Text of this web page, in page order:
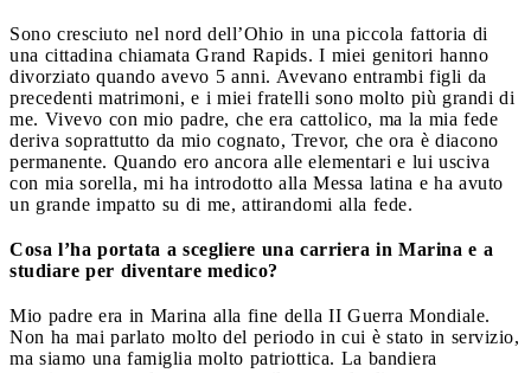
Sono cresciuto nel nord dell’Ohio in una piccola fattoria di
una cittadina chiamata Grand Rapids. I miei genitori hanno
divorziato quando avevo 5 anni. Avevano entrambi figli da
precedenti matrimoni, e i miei fratelli sono molto più grandi di
me. Vivevo con mio padre, che era cattolico, ma la mia fede
deriva soprattutto da mio cognato, Trevor, che ora è diacono
permanente. Quando ero ancora alle elementari e lui usciva
con mia sorella, mi ha introdotto alla Messa latina e ha avuto
un grande impatto su di me, attirandomi alla fede.
Cosa l’ha portata a scegliere una carriera in Marina e a
studiare per diventare medico?
Mio padre era in Marina alla fine della II Guerra Mondiale.
Non ha mai parlato molto del periodo in cui è stato in servizio,
ma siamo una famiglia molto patriottica. La bandiera